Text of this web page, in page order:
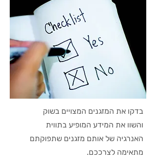
בדקו את המזגנים המצויים בשוק
והשוו את המידע המופיע בתווית
האנרגיה של אותם מזגנים שתפוקתם
מתאימה לצרככם.